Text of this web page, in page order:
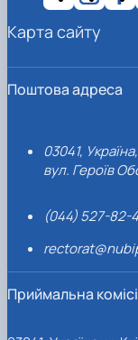
Поштова адреса
03041,
вул. Героїв
(044) 527-82-
Приймальна
Карта сайту